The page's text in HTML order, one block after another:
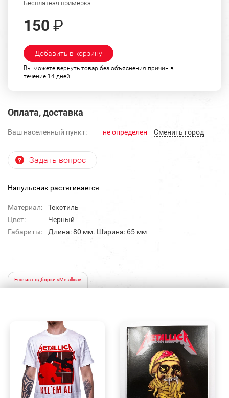
Бесплатная примерка
150 ₽
Добавить в корзину
Вы можете вернуть товар без объяснения причин в
течение 14 дней
Оплата, доставка
Ваш населенный пункт: не определен Cменить город
Задать вопрос
Напульсник растягивается
Материал:
Текстиль
Цвет:
Черный
Габариты:
Длина: 80 мм. Ширина: 65 мм
Еще из подборки «Metallica»